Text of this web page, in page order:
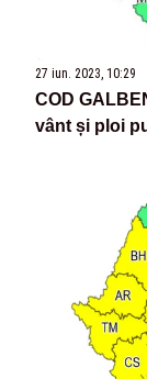
27 iun. 2023, 10:29
COD
vânt și ploi